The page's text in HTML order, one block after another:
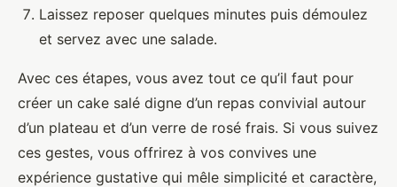
Laissez reposer quelques minutes puis démoulez
et servez avec une salade.
Avec ces étapes, vous avez tout ce qu’il faut pour
créer un cake salé digne d’un repas convivial autour
d’un plateau et d’un verre de rosé frais. Si vous suivez
ces gestes, vous offrirez à vos convives une
expérience gustative qui mêle simplicité et caractère,